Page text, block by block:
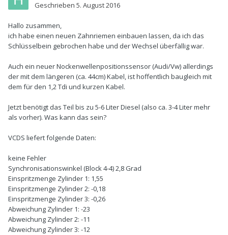
Geschrieben 5. August 2016
Hallo zusammen,
ich habe einen neuen Zahnriemen einbauen lassen, da ich das
Schlüsselbein gebrochen habe und der Wechsel überfällig war.
Auch ein neuer Nockenwellenpositionssensor (Audi/Vw) allerdings
der mit dem längeren (ca. 44cm) Kabel, ist hoffentlich baugleich mit
dem für den 1,2 Tdi und kurzen Kabel.
Jetzt benötigt das Teil bis zu 5-6 Liter Diesel (also ca. 3-4 Liter mehr
als vorher). Was kann das sein?
VCDS liefert folgende Daten:
keine Fehler
Synchronisationswinkel (Block 4-4) 2,8 Grad
Einspritzmenge Zylinder 1: 1,55
Einspritzmenge Zylinder 2: -0,18
Einspritzmenge Zylinder 3: -0,26
Abweichung Zylinder 1: -23
Abweichung Zylinder 2: -11
Abweichung Zylinder 3: -12